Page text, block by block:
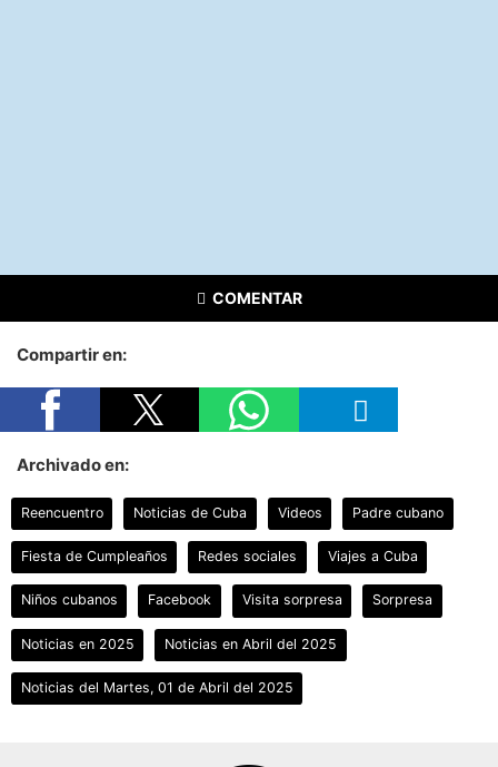
COMENTAR
Compartir en:
Archivado en:
Reencuentro Noticias de Cuba Videos Padre cubano
Fiesta de Cumpleaños Redes sociales Viajes a Cuba
Niños cubanos Facebook Visita sorpresa Sorpresa
Noticias en 2025 Noticias en Abril del 2025
Noticias del Martes, 01 de Abril del 2025